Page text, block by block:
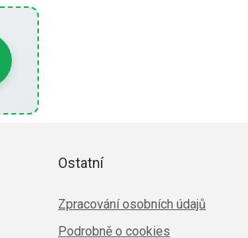
Ostatní
Zpracování osobních údajů
Podrobně o cookies